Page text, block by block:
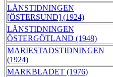
LÄNSTIDNINGEN
[ÖSTERSUND] (1924)
LÄNSTIDNINGEN
ÖSTERGÖTLAND (1948)
MARIESTADSTIDNINGEN
(1924)
MARKBLADET (1976)